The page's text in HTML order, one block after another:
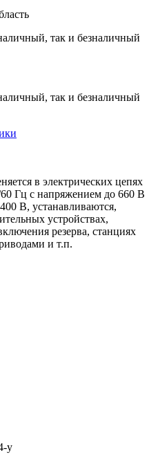
так и безналичный
так и безналичный
в электрических цепях
Гц с напряжением до 660 В
В, устанавливаются,
устройствах,
резерва, станциях
и т.п.
y